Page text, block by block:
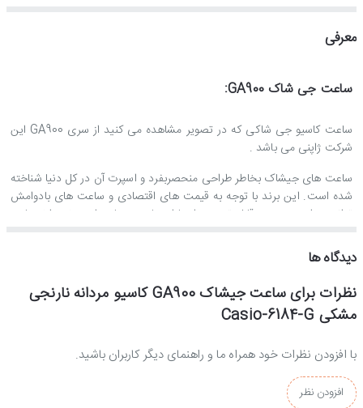
معرفی
ساعت جی شاک GA900:
ساعت کاسیو جی شاکی که در تصویر مشاهده می کنید از سری GA900 این
شرکت ژاپنی می باشد .
ساعت های جیشاک بخاطر طراحی منحصربفرد و اسپرت آن در کل دنیا شناخته
شده است. این برند با توجه به قیمت های اقتصادی و ساعت های بادوامش
توانسته است درصد قابل توجهی از بازار ساعت جهان را به خود اختصاص
استایل این ساعت اسپرت است.
جنس بند و بدنه ساعت مچی جی شاک مردانه :
است.
موتور ساعت g-shock مردانه :
دیدگاه ها
نظرات برای ساعت جیشاک GA900 کاسیو مردانه نارنجی
مشکی Casio-6184-G
با افزودن نظرات خود همراه ما و راهنمای دیگر کاربران باشید.
افزودن نظر